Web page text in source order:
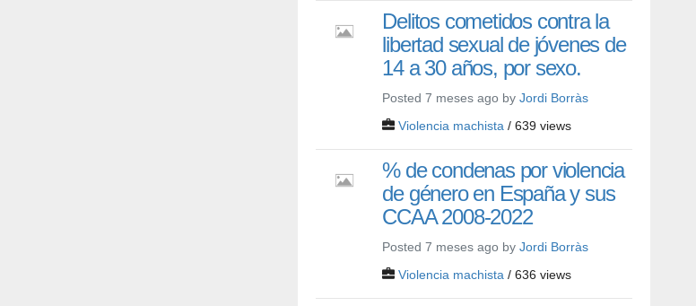
Delitos cometidos contra la
libertad sexual de jóvenes de
14 a 30 años, por sexo.
Posted 7 meses ago byJordi Borràs
Violencia machista / 639 views
% de condenas por violencia
de género en España y sus
CCAA 2008-2022
Posted 7 meses ago byJordi Borràs
Violencia machista / 636 views